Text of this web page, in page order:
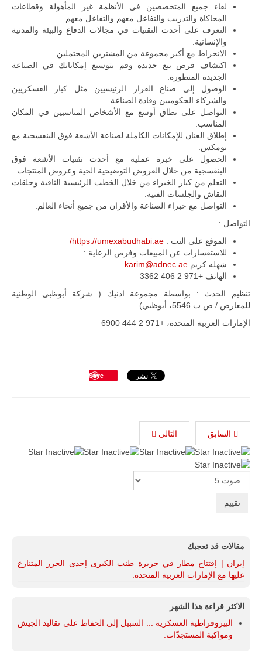
ليبيا | إنطلاق
تدريبات
فلينتلوك
2026 الدولية
جيوش وقادة
من 30 دولة
بمدينة سرت
في خطوة
تُوصف بأنها
اختبار عملي
تقريب
المؤسستين
العسكريتين في
شرق البلاد
وغربها، وسط
تقوده الولايات
أطراف ليبية
منقسمة منذ…
لقاء جميع المتخصصين في الأنظمة غير المأهولة وقطاعات
المحاكاة والتدريب والتفاعل معهم والتفاعل معهم.
التعرف على أحدث التقنيات في مجالات الدفاع والبيئة والمدنية
والإنسانية.
الانخراط مع أكبر مجموعة من المشترين المحتملين.
اكتشاف فرص بيع جديدة وقم بتوسيع إمكاناتك في الصناعة
الجديدة المتطورة.
الوصول إلى صناع القرار الرئيسيين مثل كبار العسكريين
والشركاء الحكوميين وقادة الصناعة.
التواصل على نطاق أوسع مع الأشخاص المناسبين في المكان
المناسب.
إطلاق العنان للإمكانات الكاملة لصناعة الأشعة فوق البنفسجية مع
يومكس.
الحصول على خبرة عملية مع أحدث تقنيات الأشعة فوق
البنفسجية من خلال العروض التوضيحية الحية وعروض المنتجات.
التعلم من كبار الخبراء من خلال الخطب الرئيسية الثاقبة وحلقات
النقاش والجلسات الفنية.
التواصل مع خبراء الصناعة والأقران من جميع أنحاء العالم.
التواصل :
الموقع على النت : https://umexabudhabi.ae/
للاستفسارات عن المبيعات وفرص الرعاية :
شهله كريم karim@adnec.ae
الهاتف +971 2 406 3362
تنظيم الحدث : بواسطة مجموعة ادنيك ( شركة أبوظبي الوطنية
للمعارض / ص.ب 5546، أبوظبي).
الإمارات العربية المتحدة، +971 2 444 6900
Save
السابق التالي
Rate
مقالات قد تعجبك
إيران | إفتتاح مطار في جزيرة طنب الكبرى إحدى الجزر المتنازع
عليها مع الإمارات العربية المتحدة.
الاكثر قراءة هذا الشهر
البيروقراطية العسكرية ... السبيل إلى الحفاظ على تقاليد الجيش
ومواكبة المستجدّات.